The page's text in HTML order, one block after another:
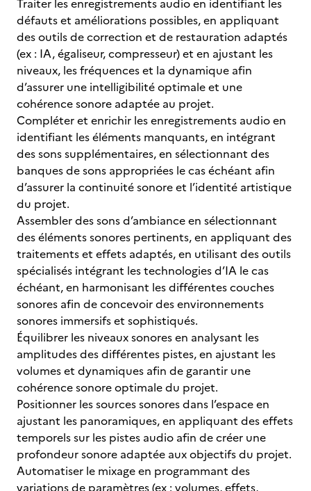
Traiter les enregistrements audio en identifiant les
défauts et améliorations possibles, en appliquant
des outils de correction et de restauration adaptés
(ex : IA, égaliseur, compresseur) et en ajustant les
niveaux, les fréquences et la dynamique afin
d’assurer une intelligibilité optimale et une
cohérence sonore adaptée au projet.
Compléter et enrichir les enregistrements audio en
identifiant les éléments manquants, en intégrant
des sons supplémentaires, en sélectionnant des
banques de sons appropriées le cas échéant afin
d’assurer la continuité sonore et l’identité artistique
du projet.
Assembler des sons d’ambiance en sélectionnant
des éléments sonores pertinents, en appliquant des
traitements et effets adaptés, en utilisant des outils
spécialisés intégrant les technologies d’IA le cas
échéant, en harmonisant les différentes couches
sonores afin de concevoir des environnements
sonores immersifs et sophistiqués.
Équilibrer les niveaux sonores en analysant les
amplitudes des différentes pistes, en ajustant les
volumes et dynamiques afin de garantir une
cohérence sonore optimale du projet.
Positionner les sources sonores dans l’espace en
ajustant les panoramiques, en appliquant des effets
temporels sur les pistes audio afin de créer une
profondeur sonore adaptée aux objectifs du projet.
Automatiser le mixage en programmant des
variations de paramètres (ex : volumes, effets,